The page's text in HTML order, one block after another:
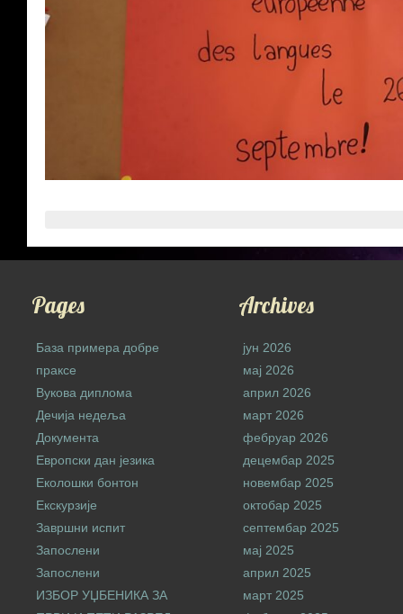
Pages
База примера добре
праксе
Вукова диплома
Дечија недеља
Документа
Европски дан језика
Еколошки бонтон
Екскурзије
Завршни испит
Запослени
Запослени
ИЗБОР УЏБЕНИКА ЗА
Archives
јун 2026
мај 2026
април 2026
март 2026
фебруар 2026
децембар 2025
новембар 2025
октобар 2025
септембар 2025
мај 2025
април 2025
март 2025